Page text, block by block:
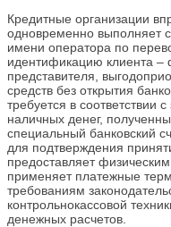
Кредитные организации
одновременно выполняет
имени оператора по
идентификацию клиента –
представителя,
средств без открытия
требуется в соответствии
наличных денег,
специальный банковский
для подтверждения
предоставляет
применяет платежные
требованиям
контрольнокассовой
денежных расчетов.